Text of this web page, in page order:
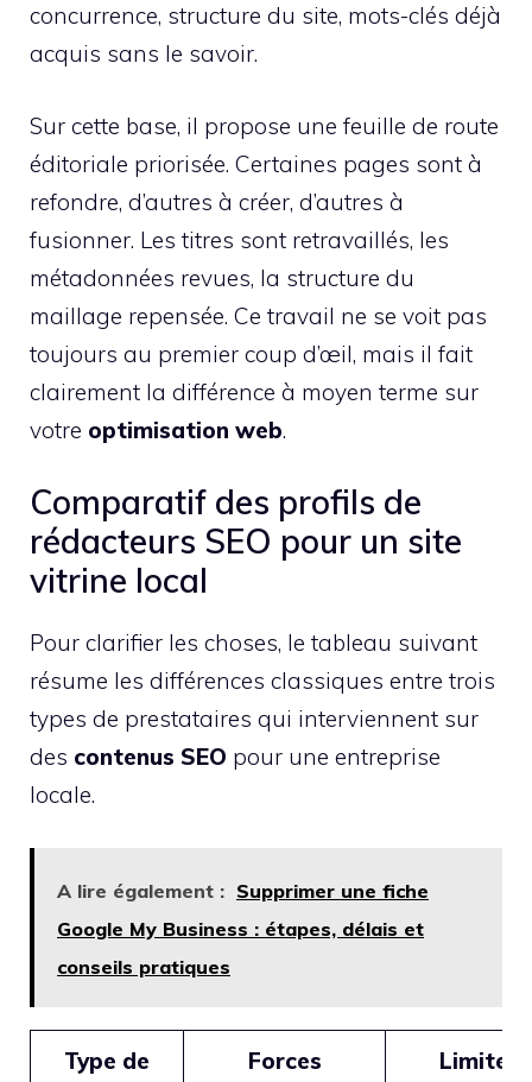
concurrence, structure du site, mots-clés déjà
acquis sans le savoir.
Sur cette base, il propose une feuille de route
éditoriale priorisée. Certaines pages sont à
refondre, d’autres à créer, d’autres à
fusionner. Les titres sont retravaillés, les
métadonnées revues, la structure du
maillage repensée. Ce travail ne se voit pas
toujours au premier coup d’œil, mais il fait
clairement la différence à moyen terme sur
votre optimisation web.
Comparatif des profils de
rédacteurs SEO pour un site
vitrine local
Pour clarifier les choses, le tableau suivant
résume les différences classiques entre trois
types de prestataires qui interviennent sur
des contenus SEO pour une entreprise
locale.
A lire également : Supprimer une fiche
Google My Business : étapes, délais et
conseils pratiques
Type de
Forces
Limites